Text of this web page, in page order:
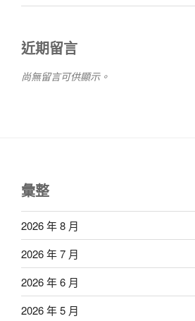
近期留言
尚無留言可供顯示。
彙整
2026 年 8 月
2026 年 7 月
2026 年 6 月
2026 年 5 月